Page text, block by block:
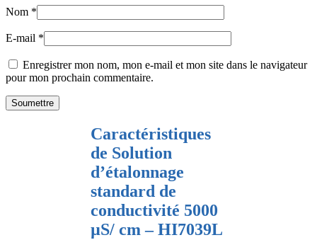
Nom *
E-mail *
Enregistrer mon nom, mon e-mail et mon site dans le navigateur
pour mon prochain commentaire.
Caractéristiques
de Solution
d’étalonnage
standard de
conductivité 5000
µS/ cm – HI7039L